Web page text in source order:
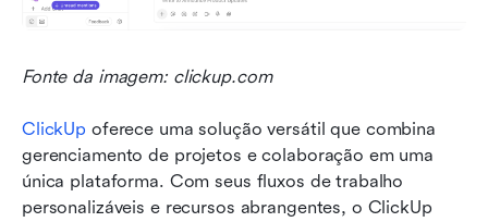
Fonte da imagem: clickup.com
ClickUp oferece uma solução versátil que combina
gerenciamento de projetos e colaboração em uma
única plataforma. Com seus fluxos de trabalho
personalizáveis e recursos abrangentes, o ClickUp